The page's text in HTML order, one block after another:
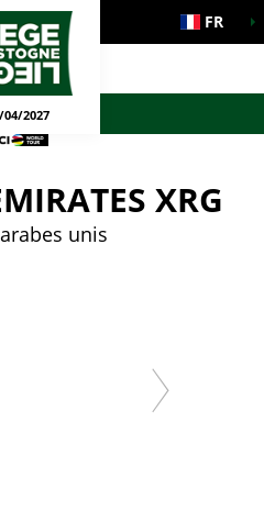
FR
04/2027
XRG
unis